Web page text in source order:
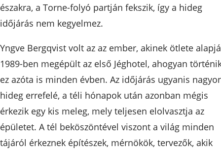
északra, a Torne-folyó partján fekszik, így a hideg
időjárás nem kegyelmez.
Yngve Bergqvist​ volt az az ember, akinek ötlete
1989-ben megépült az első Jéghotel, ahogyan
ez azóta is minden évben. Az időjárás ugyanis
hideg errefelé, a téli hónapok után azonban mégis
érkezik egy kis meleg, mely teljesen elolvasztja az
épületet. A tél beköszöntével viszont a világ minden
tájáról érkeznek építészek, mérnökök, tervezők, akik